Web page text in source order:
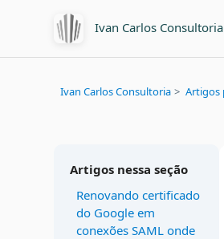
Ivan Carlos Consultoria
Ivan Carlos Consultoria Artigos
Artigos nessa seção
Renovando certificado
do Google em
conexões SAML onde